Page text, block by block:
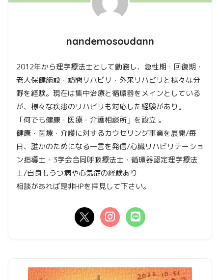
nandemosoudann
2012年から理学療法士として勤務し、急性期・回復期・
老人保健施設・訪問リハビリ・外来リハビリと様々な分
野を経験。現在は集中治療と循環器をメインとしている
が、様々な疾患のリハビリも対応した経験があり。
「何でも健康・医療・介護相談所」を設立 。
健康・医療・介護に対するカウセリング事業を展開/毎
日、誰かのためになる一言を発信/心臓リハビリテーショ
ン指導士・3学会合同呼吸療法士・循環器認定理学療法
士/自身もうつ病や心気症の経験あり
相談があれば是非HPを拝見して下さい。